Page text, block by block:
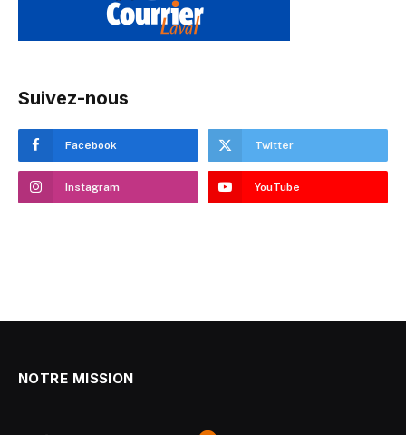
Suivez-nous
Facebook Twitter
Instagram YouTube
NOTRE MISSION